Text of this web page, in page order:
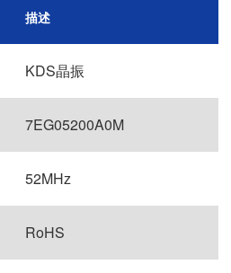
描述
KDS晶振
7EG05200A0M
52MHz
RoHS